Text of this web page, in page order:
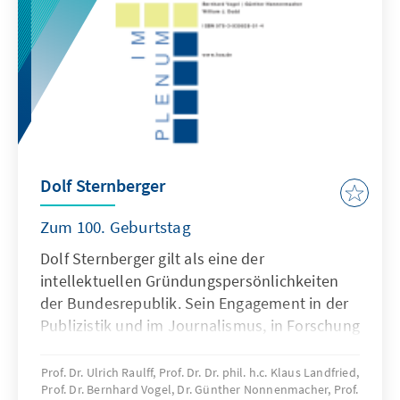
eine globalisierte Welt?“ oder „Die
Gewerkschaften der Zukunft“ wurde die
Situation der Gewerkschaften einer kritischen
Bestandsaufnahme unterzogen und
Zukunftsfelder einer aktiven inhaltlichen wie
organisatorischen Gewerkschaftspolitik
eruiert. Dafür waren führende Vertreter des
europäischen Dachverbandes der
Gewerkschaften und von
Einzelgewerkschaften aus dem In- und
Ausland sowie Repräsentanten der deutschen
und europäischen Unternehmerschaft
eingeladen. Der vorliegende Band
dokumentiert herausragende
inhaltlichen Kernaussagen aller Themenforen
des Kongresses zusammen und gibt damit
Dolf Sternberger
Zum 100. Geburtstag
Dolf Sternberger gilt als eine der
intellektuellen Gründungspersönlichkeiten
der Bundesrepublik. Sein Engagement in der
Publizistik und im Journalismus, in Forschung
für die Politische Wissenschaft und den
öffentlichen Diskurs in Deutschland. Man
Prof. Dr. Ulrich Raulff, Prof. Dr. Dr. phil. h.c. Klaus Landfried,
Prof. Dr. Bernhard Vogel, Dr. Günther Nonnenmacher, Prof.